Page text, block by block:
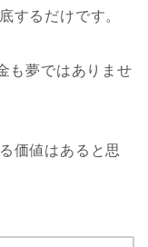
するだけです。
も夢ではありませ
価値はあると思